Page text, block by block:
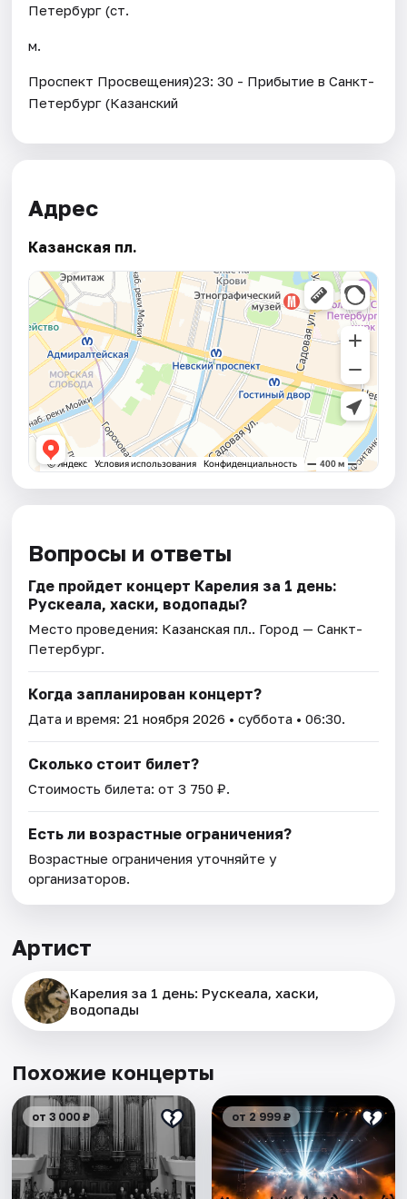
Петербург (ст.
м.
Проспект Просвещения)23: 30 - Прибытие в Санкт-
Петербург (Казанский
Адрес
Казанская пл.
Вопросы и ответы
Где пройдет концерт Карелия за 1 день:
Рускеала, хаски, водопады?
Место проведения: Казанская пл.. Город — Санкт-
Петербург.
Когда запланирован концерт?
Дата и время:21 ноября 2026 • суббота • 06:30.
Сколько стоит билет?
Стоимость билета: от 3 750 ₽.
Есть ли возрастные ограничения?
Возрастные ограничения уточняйте у
организаторов.
Артист
Карелия за 1 день: Рускеала, хаски,
водопады
Похожие концерты
от 3 000 ₽ от 2 999 ₽